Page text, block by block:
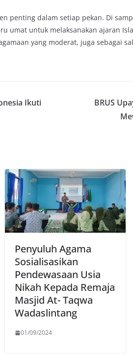
penting dalam setiap pekan. Di
umat untuk melaksanakan ajaran
yang moderat, juga sebagai
Ikuti
BRUS
Penyuluh Agama
Sosialisasikan
Pendewasaan Usia
Nikah Kepada Remaja
Masjid At- Taqwa
Wadaslintang
01/09/2024